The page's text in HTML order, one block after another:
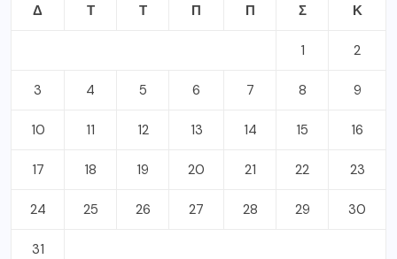
Δ Τ Τ Π Π Σ Κ
1 2
3 4 5 6 7 8 9
10 11 12 13 14 15 16
17 18 19 20 21 22 23
24 25 26 27 28 29 30
31